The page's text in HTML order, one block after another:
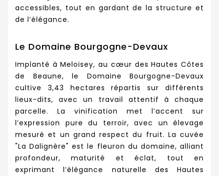
accessibles, tout en gardant de la structure et
de l’élégance.
Le Domaine Bourgogne-Devaux
Implanté à Meloisey, au cœur des Hautes Côtes
de Beaune, le Domaine Bourgogne-Devaux
cultive 3,43 hectares répartis sur différents
lieux-dits, avec un travail attentif à chaque
parcelle. La vinification met l’accent sur
l’expression pure du terroir, avec un élevage
mesuré et un grand respect du fruit. La cuvée
"La Dalignère" est le fleuron du domaine, alliant
profondeur, maturité et éclat, tout en
exprimant l’élégance naturelle des Hautes